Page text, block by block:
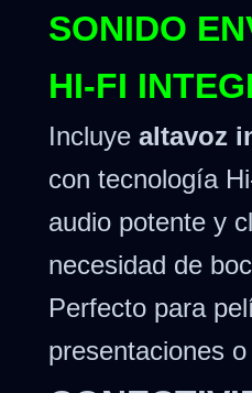
SONIDO
HI-FI
Incluye altavoz
con tecnología
audio potente y
necesidad de
Perfecto para
presentaciones